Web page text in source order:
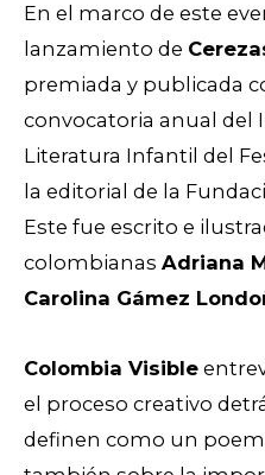
En el marco de este
lanzamiento de
premiada y publicada
convocatoria anual del
Literatura Infantil del
la editorial de la
Este fue escrito e
colombianas Adriana
Carolina Gámez
Colombia Visible
el proceso creativo
definen como un